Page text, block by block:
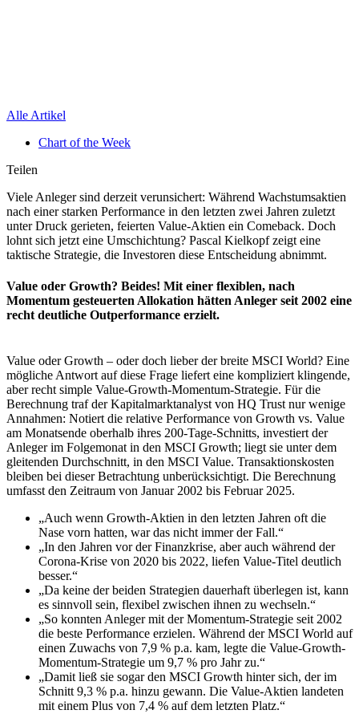
Alle Artikel
Chart of the Week
Teilen
Viele Anleger sind derzeit verunsichert: Während Wachstumsaktien
nach einer starken Performance in den letzten zwei Jahren zuletzt
unter Druck gerieten, feierten Value-Aktien ein Comeback. Doch
lohnt sich jetzt eine Umschichtung? Pascal Kielkopf zeigt eine
taktische Strategie, die Investoren diese Entscheidung abnimmt.
Value oder Growth? Beides! Mit einer flexiblen, nach
Momentum gesteuerten Allokation hätten Anleger seit 2002 eine
recht deutliche Outperformance erzielt.
Value oder Growth – oder doch lieber der breite MSCI World? Eine
mögliche Antwort auf diese Frage liefert eine kompliziert klingende,
aber recht simple Value-Growth-Momentum-Strategie. Für die
Berechnung traf der Kapitalmarktanalyst von HQ Trust nur wenige
Annahmen: Notiert die relative Performance von Growth vs. Value
am Monatsende oberhalb ihres 200-Tage-Schnitts, investiert der
Anleger im Folgemonat in den MSCI Growth; liegt sie unter dem
gleitenden Durchschnitt, in den MSCI Value. Transaktionskosten
bleiben bei dieser Betrachtung unberücksichtigt. Die Berechnung
umfasst den Zeitraum von Januar 2002 bis Februar 2025.
„Auch wenn Growth-Aktien in den letzten Jahren oft die
Nase vorn hatten, war das nicht immer der Fall.“
„In den Jahren vor der Finanzkrise, aber auch während der
Corona-Krise von 2020 bis 2022, liefen Value-Titel deutlich
besser.“
„Da keine der beiden Strategien dauerhaft überlegen ist, kann
es sinnvoll sein, flexibel zwischen ihnen zu wechseln.“
„So konnten Anleger mit der Momentum-Strategie seit 2002
die beste Performance erzielen. Während der MSCI World auf
einen Zuwachs von 7,9 % p.a. kam, legte die Value-Growth-
Momentum-Strategie um 9,7 % pro Jahr zu.“
„Damit ließ sie sogar den MSCI Growth hinter sich, der im
Schnitt 9,3 % p.a. hinzu gewann. Die Value-Aktien landeten
mit einem Plus von 7,4 % auf dem letzten Platz.“